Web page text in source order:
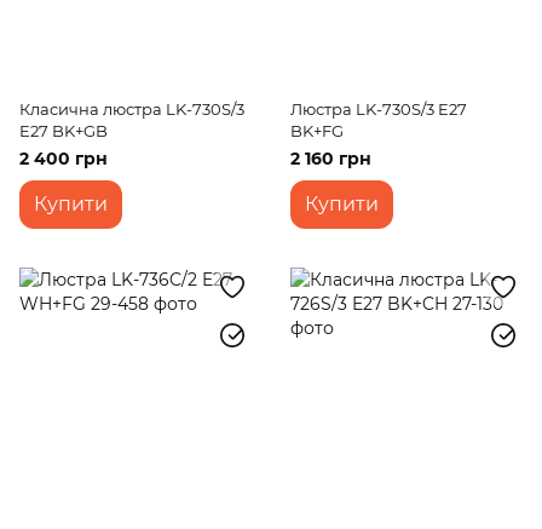
Класична люстра LK-730S/3
E27 BK+GB
2 400 грн
Купити
Люстра LK-730S/3 E27
BK+FG
2 160 грн
Купити